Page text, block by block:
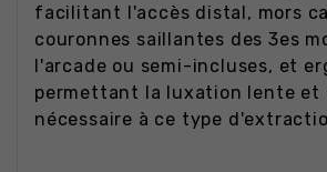
facilitant l'accès distal, mors
couronnes saillantes des 3es
l'arcade ou semi-incluses, et
permettant la luxation lente et
nécessaire à ce type